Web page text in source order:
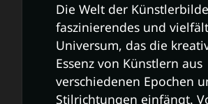
Die Welt der
faszinierendes und
Universum, das die
Essenz von Künstlern aus
verschiedenen Epochen
Stilrichtungen einfängt.